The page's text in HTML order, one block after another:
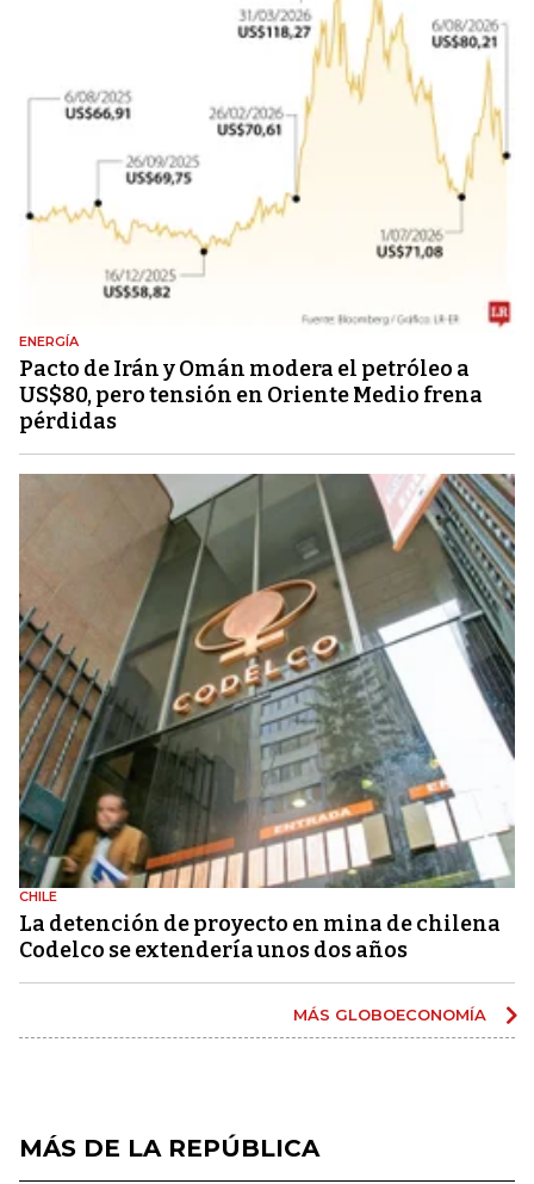
ENERGÍA
Pacto de Irán y Omán modera el petróleo a
US$80, pero tensión en Oriente Medio frena
pérdidas
CHILE
La detención de proyecto en mina de chilena
Codelco se extendería unos dos años
MÁS GLOBOECONOMÍA
MÁS DE LA REPÚBLICA